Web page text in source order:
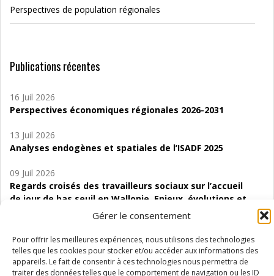
Gérer le consentement
Pour offrir les meilleures expériences, nous utilisons des technologies
telles que les cookies pour stocker et/ou accéder aux informations des
appareils. Le fait de consentir à ces technologies nous permettra de
traiter des données telles que le comportement de navigation ou les ID
Perspectives de population régionales
Publications récentes
16 Juil 2026
Perspectives économiques régionales 2026-2031
13 Juil 2026
Analyses endogènes et spatiales de l’ISADF 2025
09 Juil 2026
Regards croisés des travailleurs sociaux sur l’accueil
de jour de bas seuil en Wallonie. Enjeux, évolutions et
06 Juil 2026
Étude d’évaluabilité des Structures
d’accompagnement à l’autocréation d’emploi (SAACE)